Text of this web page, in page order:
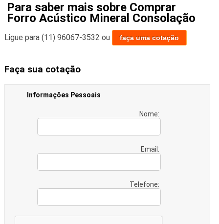
Para saber mais sobre Comprar
Forro Acústico Mineral Consolação
Ligue para (11) 96067-3532 ou faça uma cotação
Faça sua cotação
Informações Pessoais
Nome:
Email:
Telefone: